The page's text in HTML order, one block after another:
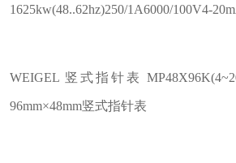
1625kw(48..62hz)250/1A6000/100V4-
WEIGEL 竖式指针表
96mm×48mm竖式指针表